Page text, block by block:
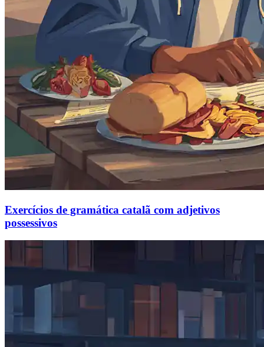
Exercícios de gramática catalã com adjetivos
possessivos